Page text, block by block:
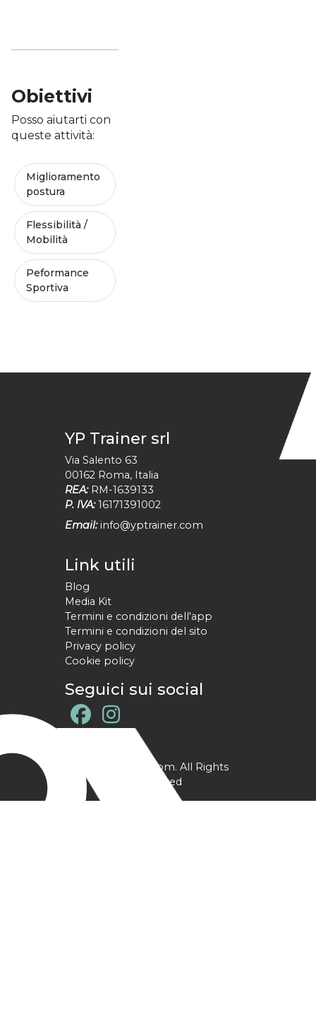
Obiettivi
Posso aiutarti con
queste attività:
Miglioramento
postura
Flessibilità /
Mobilità
Peformance
Sportiva
YP Trainer srl
Via Salento 63
00162 Roma, Italia
REA: RM-1639133
P. IVA: 16171391002
Email: info@yptrainer.com
Link utili
Blog
Media Kit
Termini e condizioni dell'app
Termini e condizioni del sito
Privacy policy
Cookie policy
Seguici sui social
@ YPtrainer.com. All Rights
Reserved